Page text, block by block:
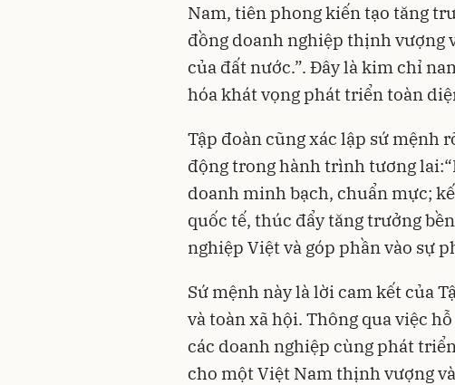
Nam, tiên phong kiến tạo tăng
đồng doanh nghiệp thịnh vượng
của đất nước.”. Đây là kim chỉ
hóa khát vọng phát triển toàn
Tập đoàn cũng xác lập sứ mệnh
động trong hành trình tương
doanh minh bạch, chuẩn mực;
quốc tế, thúc đẩy tăng trưởng
nghiệp Việt và góp phần vào sự
Sứ mệnh này là lời cam kết của
và toàn xã hội. Thông qua việc
các doanh nghiệp cùng phát
cho một Việt Nam thịnh vượng